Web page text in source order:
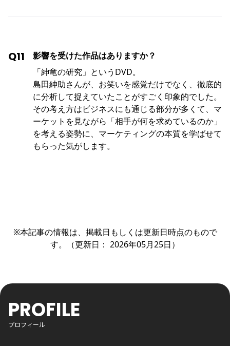
Q11
影響を受けた作品はありますか？
「紳竜の研究」というDVD。
島田紳助さんが、お笑いを感覚だけでなく、徹底的
に分析して捉えていたことがすごく印象的でした。
その考え方はビジネスにも通じる部分が多くて、マ
ーケットを見ながら「相手が何を求めているのか」
を考える姿勢に、マーケティングの本質を学ばせて
もらった気がします。
※本記事の情報は、掲載日もしくは更新日時点のもので
す。（更新日： 2026年05月25日）
PROFILE
プロフィール